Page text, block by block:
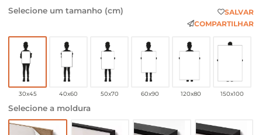
Selecione um tamanho (cm)
SALVAR
COMPARTILHAR
30x45 40x60 50x70 60x90 120x80 150x100
Selecione a moldura